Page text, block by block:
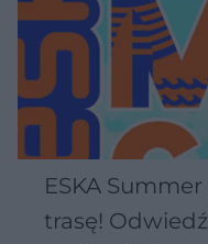
ESKA
trasę!